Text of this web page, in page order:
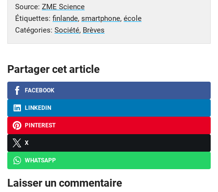
Source: ZME Science
Étiquettes: finlande, smartphone, école
Catégories: Société, Brèves
Partager cet article
FACEBOOK
LINKEDIN
PINTEREST
X
WHATSAPP
Laisser un commentaire